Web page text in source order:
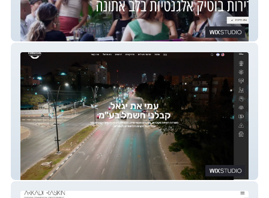
zoe189
עמי את יגאל